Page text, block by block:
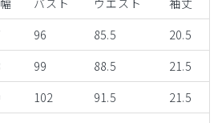
バスト ウエスト
袖丈
96 85.5
20.5
99 88.5
21.5
102 91.5
21.5